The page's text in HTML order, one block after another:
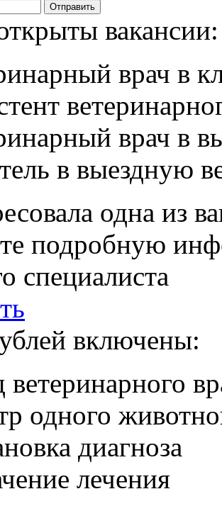
Отправить
вакансии:
врач в
врач в
в выездную
одна из
подробную
специалиста
включены:
ветеринарного
одного
диагноза
лечения